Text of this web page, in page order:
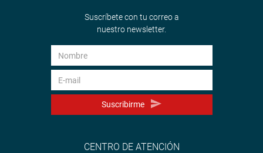
Suscríbete con tu correo a
nuestro newsletter.
Suscribirme
CENTRO DE ATENCIÓN